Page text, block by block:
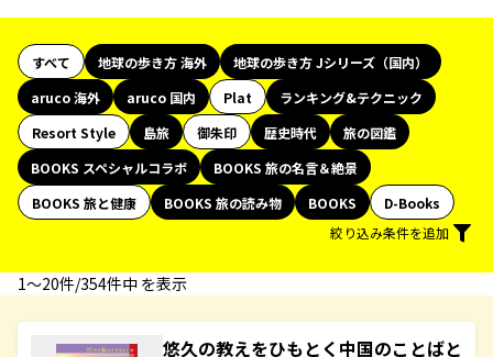
すべて 地球の歩き方 海外
地球の歩き方 Jシリーズ（国内）
aruco 海外
aruco 国内 Plat
ランキング&テクニック
Resort Style
島旅 御朱印 歴史時代
旅の図鑑
BOOKS スペシャルコラボ
BOOKS 旅の名言＆絶景
BOOKS 旅と健康
BOOKS 旅の読み物 BOOKS
D-Books
絞り込み条件を追加
1〜20件/354件中 を表示
悠久の教えをひもとく中国のことばと